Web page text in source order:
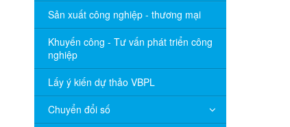
Sản xuất công nghiệp - thương mại
Khuyến công - Tư vấn phát triển công
nghiệp
Lấy ý kiến dự thảo VBPL
Chuyển đổi số